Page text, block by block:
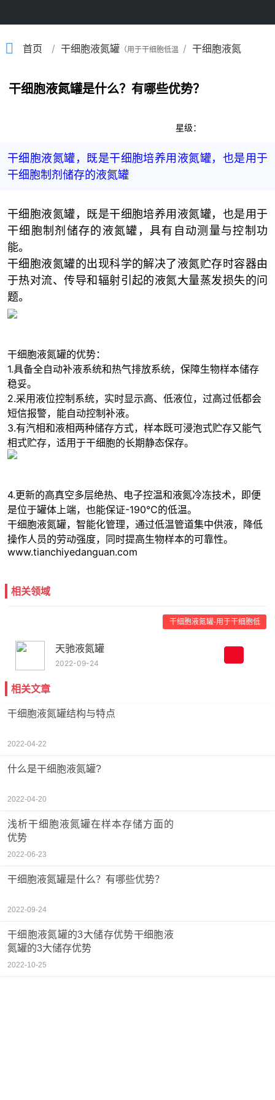
首页 / 干细胞液氮罐（用于干细胞低温 / 干细胞液氮
干细胞液氮罐是什么？有哪些优势？
星级：
干细胞液氮罐，既是干细胞培养用液氮罐，也是用于
干细胞制剂储存的液氮罐
干细胞液氮罐，既是干细胞培养用液氮罐，也是用于
干细胞制剂储存的液氮罐，具有自动测量与控制功
能。
干细胞液氮罐的出现科学的解决了液氮贮存时容器由
于热对流、传导和辐射引起的液氮大量蒸发损失的问
题。
干细胞液氮罐的优势：
1.具备全自动补液系统和热气排放系统，保障生物样本储存
稳妥。
2.采用液位控制系统，实时显示高、低液位，过高过低都会
短信报警，能自动控制补液。
3.有汽相和液相两种储存方式，样本既可浸泡式贮存又能气
相式贮存，适用于干细胞的长期静态保存。
4.更新的高真空多层绝热、电子控温和液氮冷冻技术，即便
是位于罐体上端，也能保证-190℃的低温。
干细胞液氮罐，智能化管理，通过低温管道集中供液，降低
操作人员的劳动强度，同时提高生物样本的可靠性。
www.tianchiyedanguan.com
相关领域
干细胞液氮罐-用于干细胞低
天驰液氮罐
2022-09-24
相关文章
干细胞液氮罐结构与特点
2022-04-22
什么是干细胞液氮罐?
2022-04-20
浅析干细胞液氮罐在样本存储方面的
优势
2022-06-23
干细胞液氮罐是什么？有哪些优势？
2022-09-24
干细胞液氮罐的3大储存优势干细胞液
氮罐的3大储存优势
2022-10-25